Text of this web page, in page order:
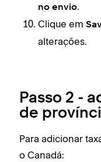
no envio.
Clique em
alterações.
Passo 2 -
de
Para adicionar
o Canadá: